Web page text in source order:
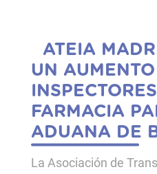
ATEIA
UN
FARMACIA
ADUANA DE
La Asociación de